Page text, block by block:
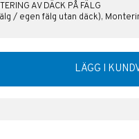
AV DÄCK PÅ FÄLG
/ egen fälg utan däck),
LÄGG I